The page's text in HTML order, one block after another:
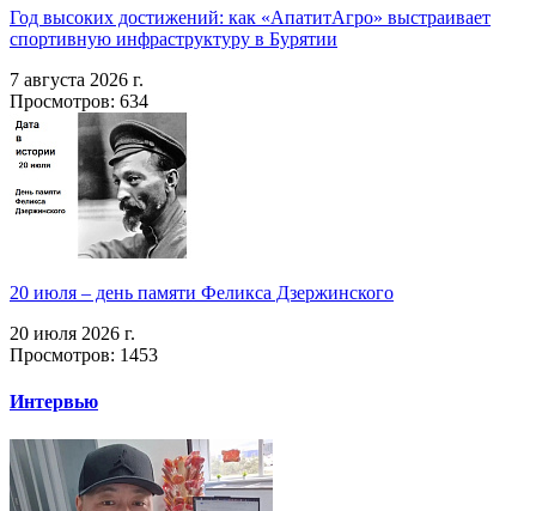
Год высоких достижений: как «АпатитАгро» выстраивает
спортивную инфраструктуру в Бурятии
7 августа 2026 г.
Просмотров: 634
20 июля – день памяти Феликса Дзержинского
20 июля 2026 г.
Просмотров: 1453
Интервью